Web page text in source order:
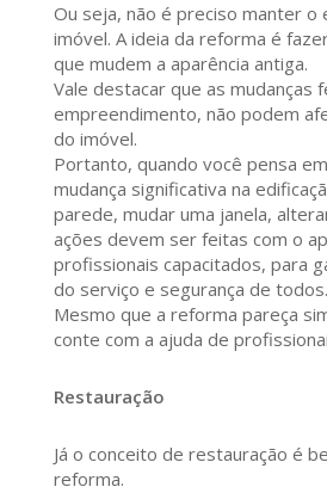
Ou seja, não é preciso manter o
imóvel. A ideia da reforma é
que mudem a aparência antiga.
Vale destacar que as mudanças
empreendimento, não podem
do imóvel.
Portanto, quando você pensa
mudança significativa na
parede, mudar uma janela,
ações devem ser feitas com o
profissionais capacitados, para
do serviço e segurança de todos.
Mesmo que a reforma pareça
conte com a ajuda de
Restauração
Já o conceito de restauração é
reforma.